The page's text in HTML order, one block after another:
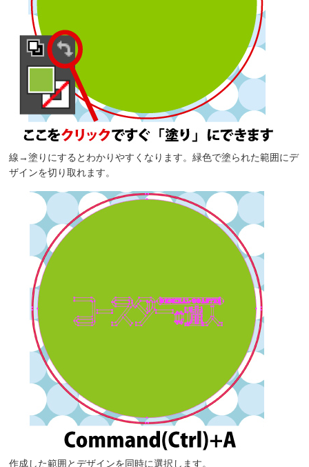
線→塗りにするとわかりやすくなります。緑色で塗られた範囲にデ
ザインを切り取れます。
作成した範囲とデザインを同時に選択します。